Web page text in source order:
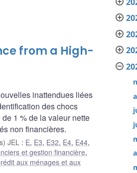
from a High-
inattendues liées
des chocs
1 % de la valeur nette
non financières.
JEL : E, E3, E32, E4, E44,
et gestion financière,
aux ménages et aux